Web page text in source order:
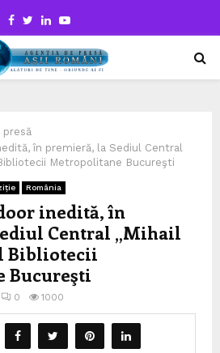
Facebook
TwitterLinkedinYoutube
presă
în premieră, la Sediul Central
Metropolitane Bucureşti
România
inedită, în
Central „Mihail
Bibliotecii
Bucureşti
0 1000